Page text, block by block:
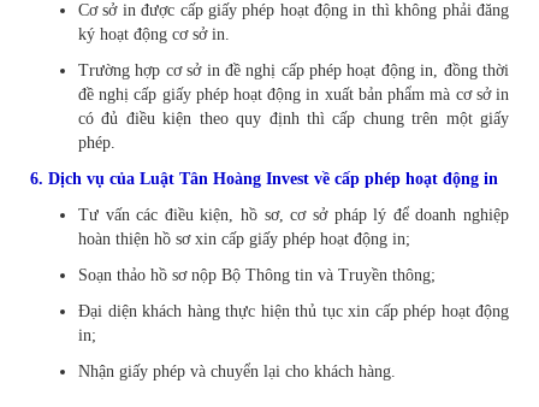
Cơ sở in được cấp giấy phép hoạt động in thì không phải đăng
ký hoạt động cơ sở in.
Trường hợp cơ sở in đề nghị cấp phép hoạt động in, đồng thời
đề nghị cấp giấy phép hoạt động in xuất bản phẩm mà cơ sở in
có đủ điều kiện theo quy định thì cấp chung trên một giấy
phép.
6. Dịch vụ của Luật Tân Hoàng Invest về cấp phép hoạt động in
Tư vấn các điều kiện, hồ sơ, cơ sở pháp lý để doanh nghiệp
hoàn thiện hồ sơ xin cấp giấy phép hoạt động in;
Soạn thảo hồ sơ nộp Bộ Thông tin và Truyền thông;
Đại diện khách hàng thực hiện thủ tục xin cấp phép hoạt động
in;
Nhận giấy phép và chuyển lại cho khách hàng.